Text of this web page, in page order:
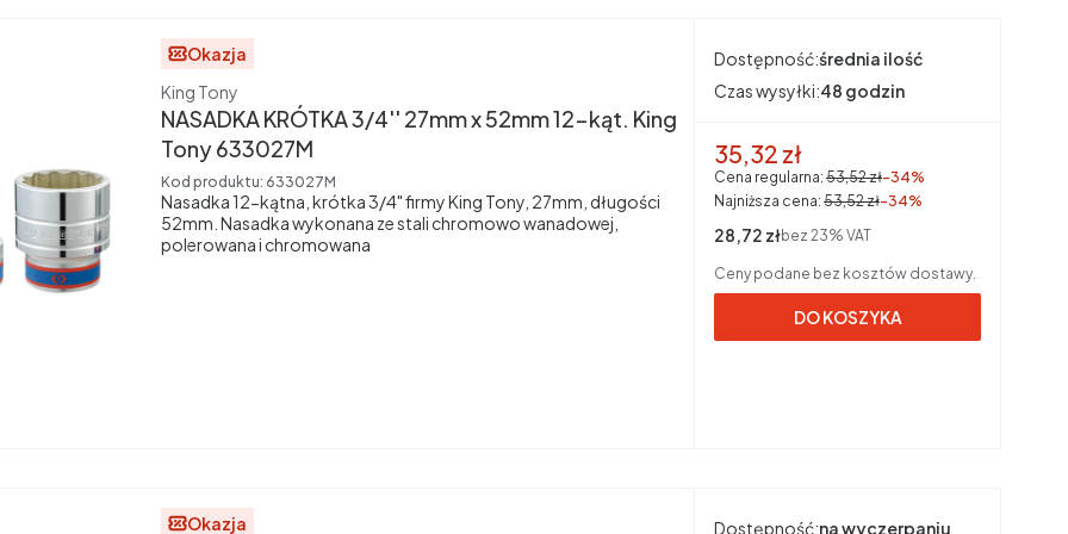
Okazja
Producent
King Tony
NASADKA KRÓTKA 3/4'' 27mm x 52mm 12-kąt. King
Tony 633027M
Kod produktu: 633027M
Nasadka 12-kątna, krótka 3/4" firmy King Tony, 27mm, długości
52mm. Nasadka wykonana ze stali chromowo wanadowej,
polerowana i chromowana
Dostępność:średnia ilość
Czas wysyłki:48 godzin
Cena promocyjna brutto
35,32 zł
Cena regularna: 53,52 zł-34%
Najniższa cena: 53,52 zł-34%
Cena netto
28,72 złbez 23% VAT
Ceny podane bez kosztów dostawy.
DO KOSZYKA
Okazja Dostępność:na wyczerpaniu